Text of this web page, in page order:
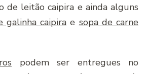
de leitão caipira e ainda alguns
galinha caipira e sopa de carne
podem ser entregues no